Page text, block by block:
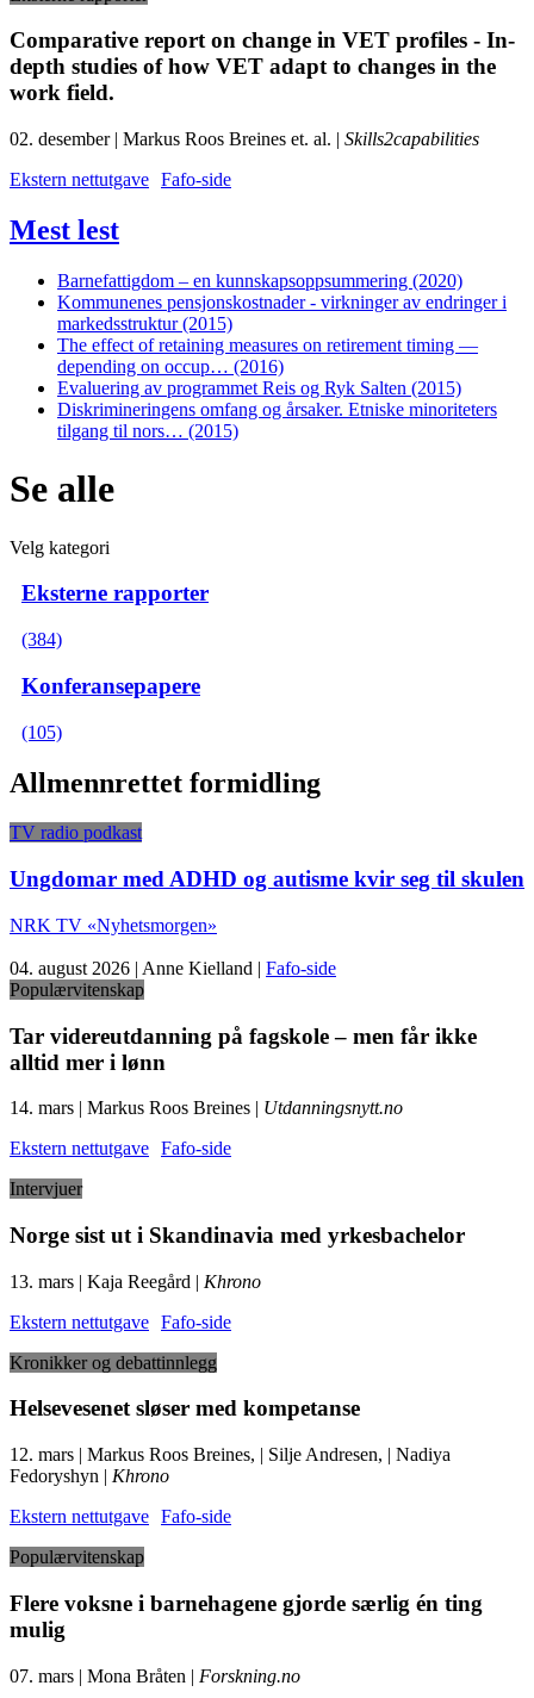
Comparative report on change in VET profiles - In-
depth studies of how VET adapt to changes in the
work field.
02. desember | Markus Roos Breines et. al. | Skills2capabilities
Ekstern nettutgave Fafo-side
Mest lest
Barnefattigdom – en kunnskapsoppsummering (2020)
Kommunenes pensjonskostnader - virkninger av endringer i
markedsstruktur (2015)
The effect of retaining measures on retirement timing —
depending on occup… (2016)
Evaluering av programmet Reis og Ryk Salten (2015)
Diskrimineringens omfang og årsaker. Etniske minoriteters
tilgang til nors… (2015)
Se alle
Velg kategori
Eksterne rapporter
(384)
Konferansepapere
(105)
Allmennrettet formidling
TV radio podkast
Ungdomar med ADHD og autisme kvir seg til skulen
NRK TV «Nyhetsmorgen»
04. august 2026 | Anne Kielland | Fafo-side
Populærvitenskap
Tar videreutdanning på fagskole – men får ikke
alltid mer i lønn
14. mars | Markus Roos Breines | Utdanningsnytt.no
Ekstern nettutgave Fafo-side
Intervjuer
Norge sist ut i Skandinavia med yrkesbachelor
13. mars | Kaja Reegård | Khrono
Ekstern nettutgave Fafo-side
Kronikker og debattinnlegg
Helsevesenet sløser med kompetanse
12. mars | Markus Roos Breines, | Silje Andresen, | Nadiya
Fedoryshyn | Khrono
Ekstern nettutgave Fafo-side
Populærvitenskap
Flere voksne i barnehagene gjorde særlig én ting
mulig
07. mars | Mona Bråten | Forskning.no